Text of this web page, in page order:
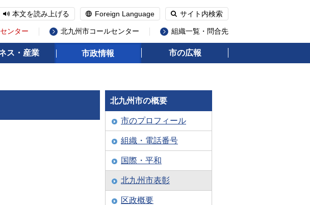
本文を読み上げる Foreign Language サイト内検索
ンター 北九州市コールセンター 組織一覧・問合先
ス・産業 市政情報 市の広報
北九州市の概要
市のプロフィール
組織・電話番号
国際・平和
北九州市表彰
区政概要